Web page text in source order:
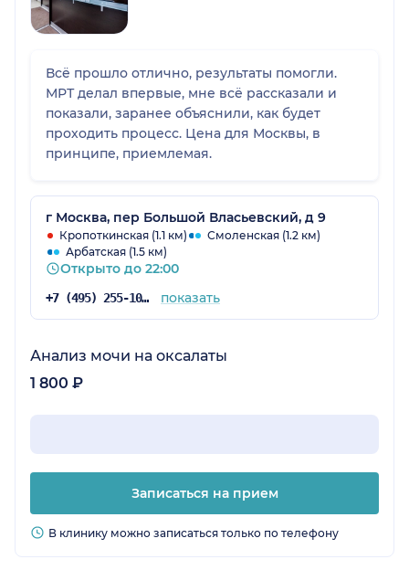
Всё прошло отлично, результаты помогли.
МРТ делал впервые, мне всё рассказали и
показали, заранее объяснили, как будет
проходить процесс. Цена для Москвы, в
принципе, приемлемая.
г Москва, пер Большой Власьевский, д 9
Кропоткинская (1.1 км)
Смоленская (1.2 км)
Арбатская (1.5 км)
Открыто до 22:00
+7 (495) 255-10-78 показать
Анализ мочи на оксалаты
1 800 ₽
Записаться на прием
В клинику можно записаться только по телефону